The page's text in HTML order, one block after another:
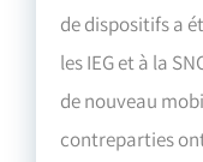
de dispositifs a
les IEG et à la
de nouveau
contreparties